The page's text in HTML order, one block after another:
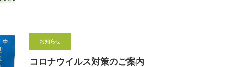
お知らせ
コロナウイルス対策のご案内